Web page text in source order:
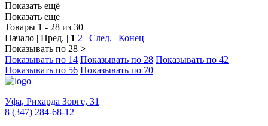
Показать ещё
Показать еще
Товары 1 - 28 из 30
Начало | Пред. | 1 2 | След. | Конец
Показывать по 28 >
Показывать по 14 Показывать по 28 Показывать по 42
Показывать по 56 Показывать по 70
Уфа, Рихарда Зорге, 31
8 (347) 284-68-12